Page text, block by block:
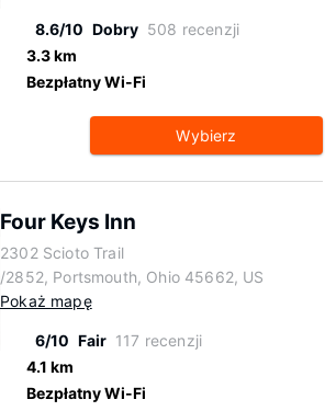
8.6/10 Dobry 508 recenzji
3.3 km
Bezpłatny Wi-Fi
Wybierz
Four Keys Inn
2302 Scioto Trail
/2852, Portsmouth, Ohio 45662, US
Pokaż mapę
6/10 Fair 117 recenzji
4.1 km
Bezpłatny Wi-Fi